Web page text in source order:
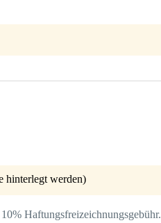
hinterlegt werden)
Haftungs­freizeichnungsgebühr.